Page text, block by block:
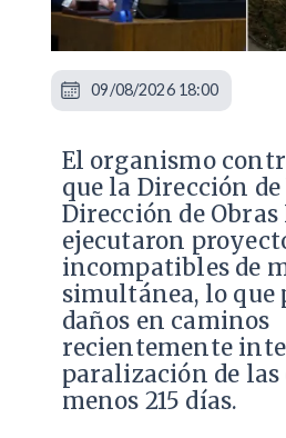
El organismo
que la Dirección
Dirección de
ejecutaron
incompatibles de
simultánea, lo que
daños en caminos
recientemente
paralización de
menos 215 días.
09/08/2026 18:00